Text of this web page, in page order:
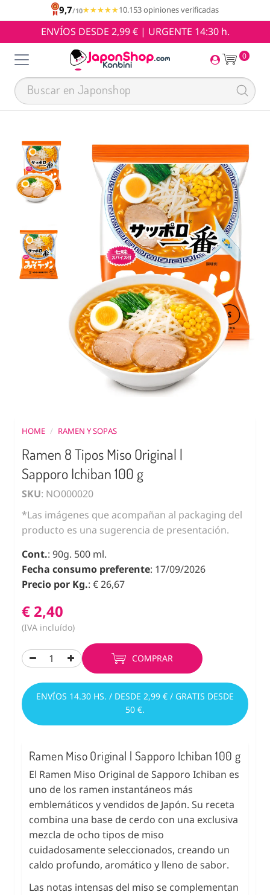
9,7/10★★★★★
★★★★★10.153 opiniones verificadas
ENVÍOS DESDE 2,99 € | URGENTE 14:30 h.
0
HOME / RAMEN Y SOPAS
Ramen 8 Tipos Miso Original |
Sapporo Ichiban 100 g
SKU: NO000020
*Las imágenes que acompañan al packaging del
producto es una sugerencia de presentación.
Cont.: 90g. 500 ml.
Fecha consumo preferente: 17/09/2026
Precio por Kg.: € 26,67
€ 2,40
(IVA incluído)
COMPRAR
ENVÍOS 14.30 HS. / DESDE 2,99 € / GRATIS DESDE
50 €.
Ramen Miso Original | Sapporo Ichiban 100 g
El Ramen Miso Original de Sapporo Ichiban es
uno de los ramen instantáneos más
emblemáticos y vendidos de Japón. Su receta
combina una base de cerdo con una exclusiva
mezcla de ocho tipos de miso
cuidadosamente seleccionados, creando un
caldo profundo, aromático y lleno de sabor.
Las notas intensas del miso se complementan